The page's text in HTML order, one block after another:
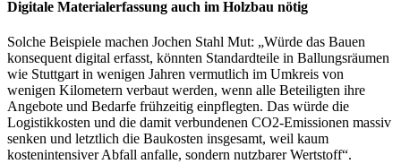
Digitale Materialerfassung auch im Holzbau nötig
Solche Beispiele machen Jochen Stahl Mut: „Würde das Bauen
konsequent digital erfasst, könnten Standardteile in Ballungsräumen
wie Stuttgart in wenigen Jahren vermutlich im Umkreis von
wenigen Kilometern verbaut werden, wenn alle Beteiligten ihre
Angebote und Bedarfe frühzeitig einpflegten. Das würde die
Logistikkosten und die damit verbundenen CO2-Emissionen massiv
senken und letztlich die Baukosten insgesamt, weil kaum
kostenintensiver Abfall anfalle, sondern nutzbarer Wertstoff“.